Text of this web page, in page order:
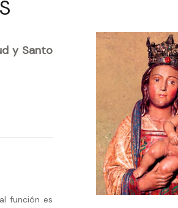
y Santo
función es